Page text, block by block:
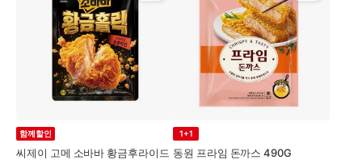
씨제이 고메 소바바 황금후라이드
함께할인
동원 프라임 돈까스 490G
1+1